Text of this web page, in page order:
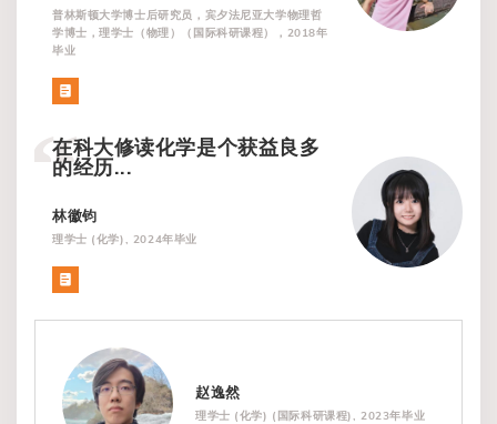
普林斯顿大学博士后研究员，宾夕法尼亚大学物理哲
学博士，理学士（物理）（国际科研课程），2018年
毕业
在科大修读化学是个获益良多
的经历...
林徽钧
理学士 (化学), 2024年毕业
赵逸然
理学士 (化学) (国际科研课程), 2023年毕业